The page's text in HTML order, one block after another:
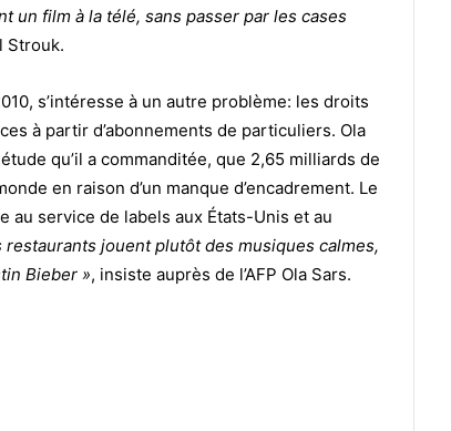
un film à la télé, sans passer par les cases
Strouk.
s’intéresse à un autre problème: les droits
à partir d’abonnements de particuliers. Ola
qu’il a commanditée, que 2,65 milliards de
en raison d’un manque d’encadrement. Le
au service de labels aux États-Unis et au
restaurants jouent plutôt des musiques calmes,
Bieber », insiste auprès de l’AFP Ola Sars.